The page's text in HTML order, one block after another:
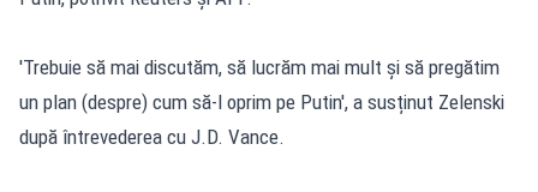
'Trebuie să mai discutăm, să lucrăm mai mult și să pregătim
un plan (despre) cum să-l oprim pe Putin', a susținut Zelenski
după întrevederea cu J.D. Vance.